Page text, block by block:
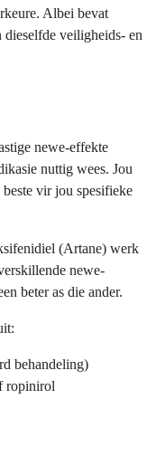
Albei bevat
dieselfde veiligheids- en
newe-effekte
nuttig wees. Jou
vir jou spesifieke
(Artane) werk
newe-
beter as die ander.
behandeling)
ropinirol